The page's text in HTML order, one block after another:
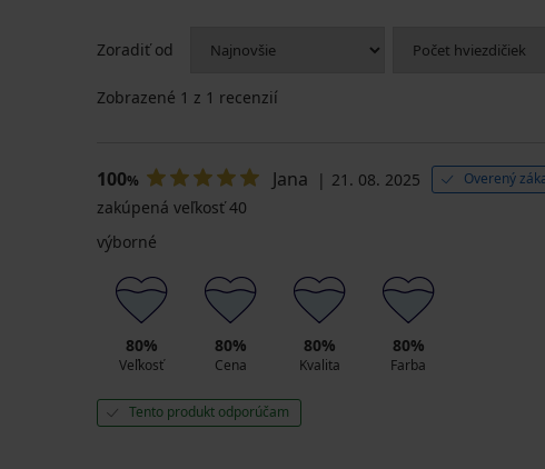
Zoradiť od
Zobrazené 1 z 1 recenzií
100% Jana 21. 08. 2025 Overený
zakúpená veľkosť 40
výborné
80%
Veľkosť
80%
Cena
80%
Kvalita
80%
Farba
Tento produkt odporúčam